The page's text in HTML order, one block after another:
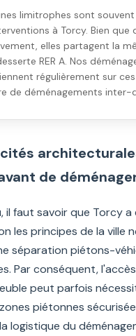
limitrophes sont
à Torcy. Bien que
elles partagent la
RER A. Nos
régulièrement sur
de déménagements inter-
de
il faut savoir que Torcy a
les principes de la ville
séparation piétons-
Par conséquent,
peut parfois
piétonnes
logistique du